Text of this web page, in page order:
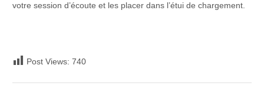
votre session d’écoute et les placer dans l’étui de chargement.
Post Views: 740